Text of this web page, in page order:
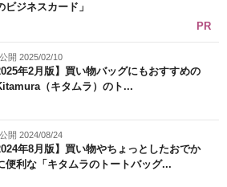
前線
トの話題
ビジネスカード」
PR
公開 2025/02/10
年2月版】買い物バッグにもおすすめの
（キタムラ）のト...
公開 2024/08/24
年8月版】買い物やちょっとしたおでか
便利な「キタムラのトートバッグ...